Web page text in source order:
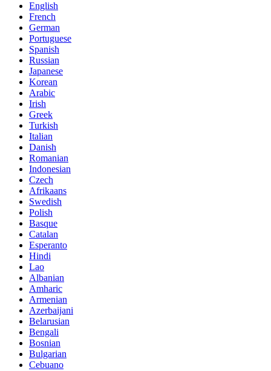
English
French
German
Portuguese
Spanish
Russian
Japanese
Korean
Arabic
Irish
Greek
Turkish
Italian
Danish
Romanian
Indonesian
Czech
Afrikaans
Swedish
Polish
Basque
Catalan
Esperanto
Hindi
Lao
Albanian
Amharic
Armenian
Azerbaijani
Belarusian
Bengali
Bosnian
Bulgarian
Cebuano